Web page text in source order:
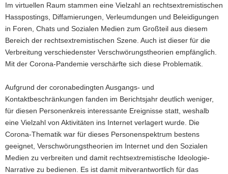
Im virtuellen Raum stammen eine Vielzahl an rechtsextremistischen
Hasspostings, Diffamierungen, Verleumdungen und Beleidigungen
in Foren, Chats und Sozialen Medien zum Großteil aus diesem
Bereich der rechtsextremistischen Szene. Auch ist dieser für die
Verbreitung verschiedenster Verschwörungstheorien empfänglich.
Mit der Corona-Pandemie verschärfte sich diese Problematik.
Aufgrund der coronabedingten Ausgangs- und
Kontaktbeschränkungen fanden im Berichtsjahr deutlich weniger,
für diesen Personenkreis interessante Ereignisse statt, weshalb
eine Vielzahl von Aktivitäten ins Internet verlagert wurde. Die
Corona-Thematik war für dieses Personenspektrum bestens
geeignet, Verschwörungstheorien im Internet und den Sozialen
Medien zu verbreiten und damit rechtsextremistische Ideologie-
Narrative zu bedienen. Es ist damit mitverantwortlich für das